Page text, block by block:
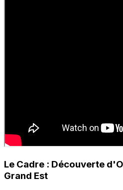
Le Cadre : Découverte
Grand Est